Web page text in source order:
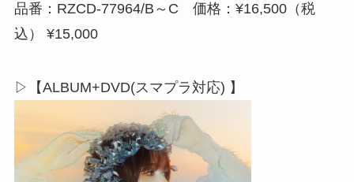
品番：RZCD-77964/B～C 価格：¥16,500（税
込） ¥15,000
▷【ALBUM+DVD(スマプラ対応) 】